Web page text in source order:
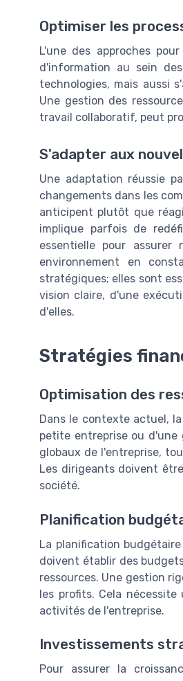
Optimiser les
L'une des approches
d'information au sein
technologies, mais aussi
Une gestion des
travail collaboratif, peut
S'adapter aux
Une adaptation réussie
changements dans les
anticipent plutôt que
implique parfois de
essentielle pour
environnement en
stratégiques; elles sont
vision claire, d'une
d'elles.
Stratégies
Optimisation des
Dans le contexte actuel,
petite entreprise ou
globaux de l'entreprise,
Les dirigeants doivent
société.
Planification
La planification
doivent établir des
ressources. Une gestion
les profits. Cela
activités de l'entreprise.
Investissements
Pour assurer la